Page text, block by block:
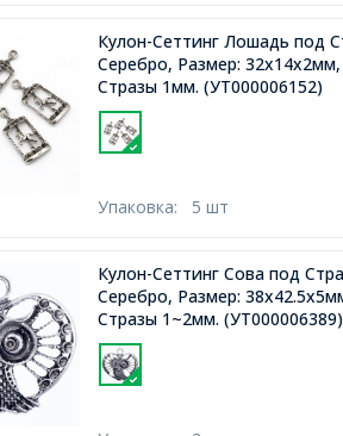
Кулон-Сеттинг Лошадь под
Серебро, Размер:
Стразы 1мм. (УТ000006152)
Упаковка: 5 шт
Кулон-Сеттинг Сова под
Серебро, Размер:
Стразы 1~2мм. (УТ000006389)